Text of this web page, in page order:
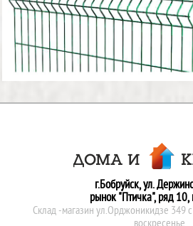
г.Бобруйск, ул.
рынок "Птичка", ряд 10,
Склад -магазин ул.Орджоникидзе 349
воскресенье